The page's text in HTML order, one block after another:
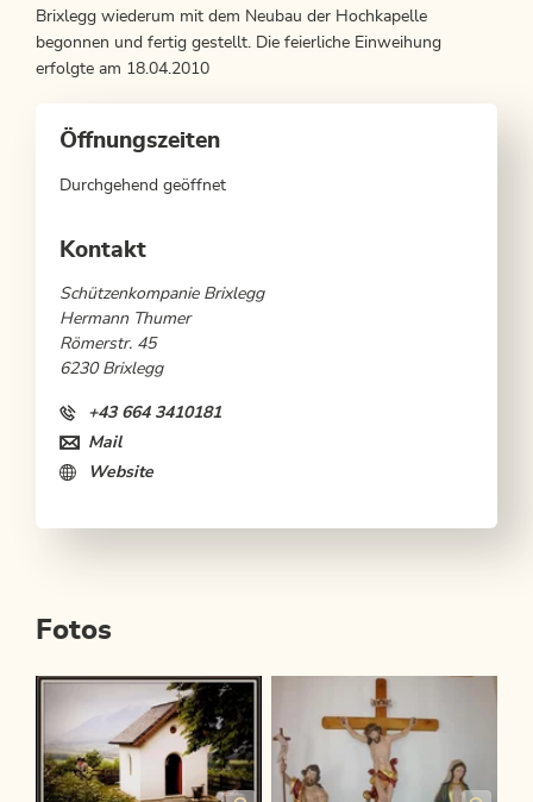
Brixlegg wiederum mit dem Neubau der Hochkapelle
begonnen und fertig gestellt. Die feierliche Einweihung
erfolgte am 18.04.2010
Fotos
Öffnungszeiten
Durchgehend geöffnet
Kontakt
Schützenkompanie Brixlegg
Hermann Thumer
Römerstr. 45
6230 Brixlegg
+43 664 3410181
Mail
Website